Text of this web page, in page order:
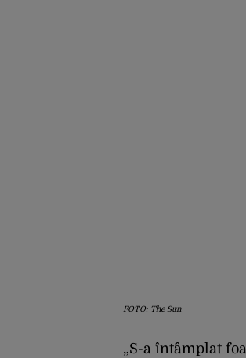
FOTO: The Sun
„S-a întâmplat